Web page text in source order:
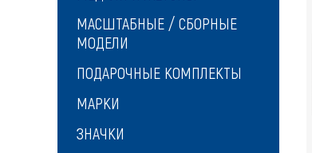
МАСШТАБНЫЕ / СБОРНЫЕ
МОДЕЛИ
ПОДАРОЧНЫЕ КОМПЛЕКТЫ
МАРКИ
ЗНАЧКИ